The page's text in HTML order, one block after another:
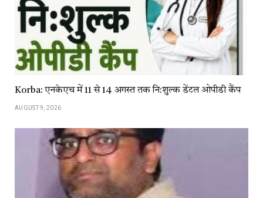
Korba: एनकेएच में 11 से 14 अगस्त तक नि:शुल्क डेंटल ओपीडी कैंप
AUGUST 9, 2026